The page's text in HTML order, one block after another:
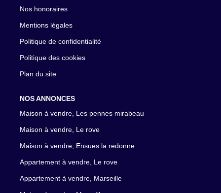
Nos honoraires
Mentions légales
Politique de confidentialité
Politique des cookies
Plan du site
NOS ANNONCES
Maison à vendre, Les pennes mirabeau
Maison à vendre, Le rove
Maison à vendre, Ensues la redonne
Appartement à vendre, Le rove
Appartement à vendre, Marseille